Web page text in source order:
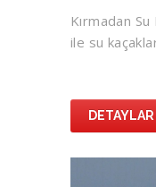
Kırmadan
ile su
DETAYLAR